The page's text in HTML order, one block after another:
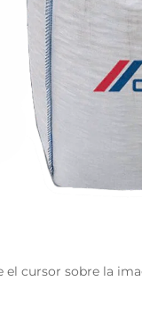
el cursor sobre la